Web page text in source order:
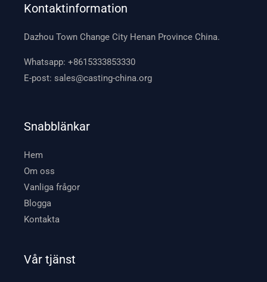
Kontaktinformation
Dazhou Town Change City Henan Province China.
Whatsapp:+8615333853330
E-post:sales@casting-china.org
Snabblänkar
Hem
Om oss
Vanliga frågor
Blogga
Kontakta
Vår tjänst